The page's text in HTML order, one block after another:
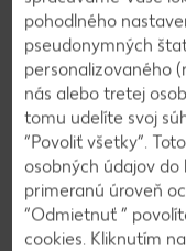
RADOMA
Bulharský šalát
lahôdkový
140 g
(=1 kg 4,93)
-22%
0,69
pohodlného
pseudonymných
personalizovaného
nás alebo tretej
tomu udelíte svoj
“Povoliť všetky”.
osobných údajov
primeranú úroveň
“Odmietnuť ”
cookies. Kliknutím